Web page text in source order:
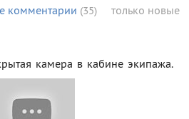
комментарии (35) только новые
камера в кабине экипажа.